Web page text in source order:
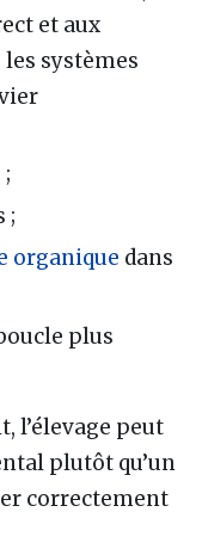
et aux
systèmes
;
organique dans
plus
l’élevage peut
plutôt qu’un
correctement